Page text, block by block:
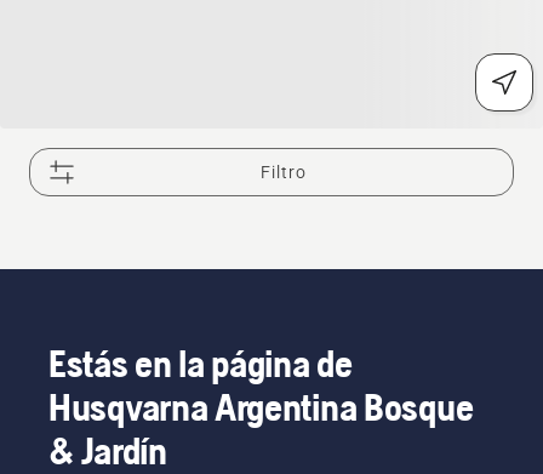
Filtro
Estás en la página de
Husqvarna Argentina Bosque
& Jardín